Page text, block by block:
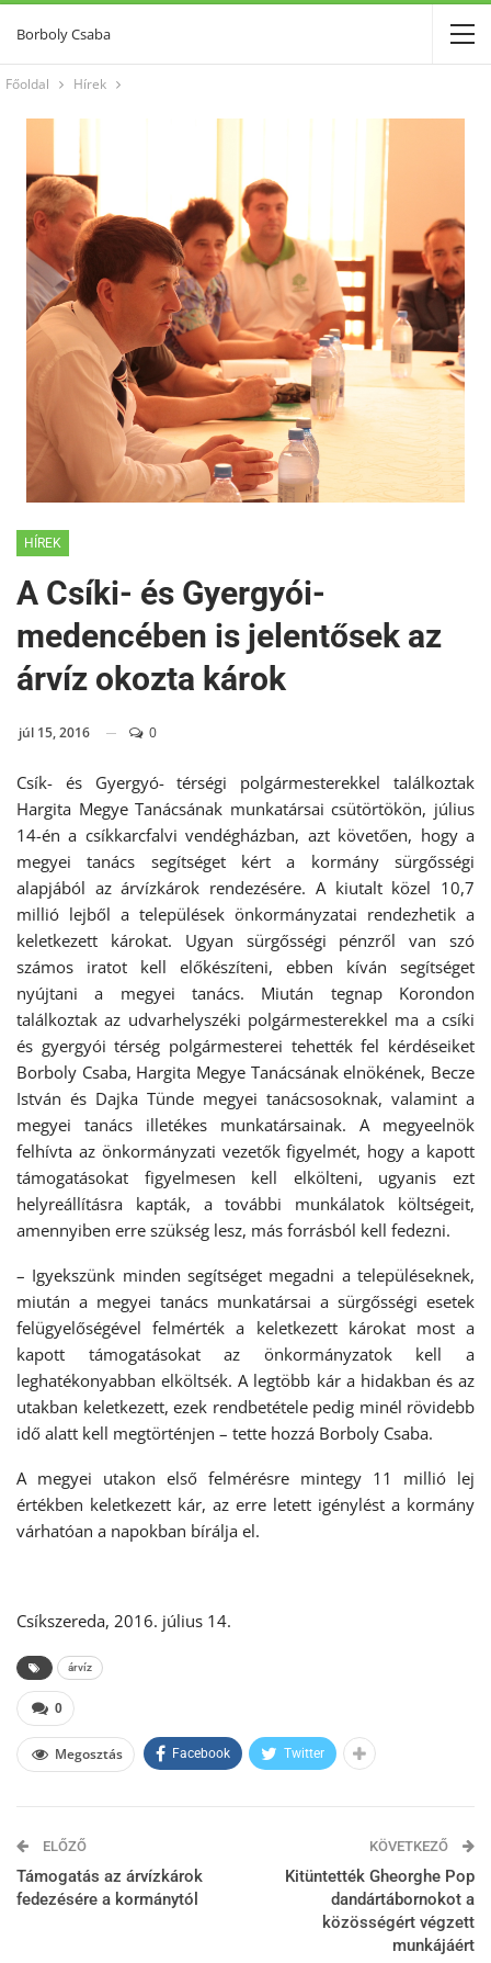
Borboly Csaba
Főoldal Hírek
HÍREK
A Csíki- és Gyergyói-
medencében is jelentősek az
árvíz okozta károk
júl 15, 2016 0
Csík- és Gyergyó- térségi polgármesterekkel találkoztak
Hargita Megye Tanácsának munkatársai csütörtökön, július
14-én a csíkkarcfalvi vendégházban, azt követően, hogy a
megyei tanács segítséget kért a kormány sürgősségi
alapjából az árvízkárok rendezésére. A kiutalt közel 10,7
millió lejből a települések önkormányzatai rendezhetik a
keletkezett károkat. Ugyan sürgősségi pénzről van szó
számos iratot kell előkészíteni, ebben kíván segítséget
nyújtani a megyei tanács. Miután tegnap Korondon
találkoztak az udvarhelyszéki polgármesterekkel ma a csíki
és gyergyói térség polgármesterei tehették fel kérdéseiket
Borboly Csaba, Hargita Megye Tanácsának elnökének, Becze
István és Dajka Tünde megyei tanácsosoknak, valamint a
megyei tanács illetékes munkatársainak. A megyeelnök
felhívta az önkormányzati vezetők figyelmét, hogy a kapott
támogatásokat figyelmesen kell elkölteni, ugyanis ezt
helyreállításra kapták, a további munkálatok költségeit,
amennyiben erre szükség lesz, más forrásból kell fedezni.
– Igyekszünk minden segítséget megadni a településeknek,
miután a megyei tanács munkatársai a sürgősségi esetek
felügyelőségével felmérték a keletkezett károkat most a
kapott támogatásokat az önkormányzatok kell a
leghatékonyabban elköltsék. A legtöbb kár a hidakban és az
utakban keletkezett, ezek rendbetétele pedig minél rövidebb
idő alatt kell megtörténjen – tette hozzá Borboly Csaba.
A megyei utakon első felmérésre mintegy 11 millió lej
értékben keletkezett kár, az erre letett igénylést a kormány
várhatóan a napokban bírálja el.
Csíkszereda, 2016. július 14.
árvíz
0
Megosztás Facebook Twitter
ELŐZŐ
Támogatás az árvízkárok
fedezésére a kormánytól
KÖVETKEZŐ
Kitüntették Gheorghe Pop
dandártábornokot a
közösségért végzett
munkájáért